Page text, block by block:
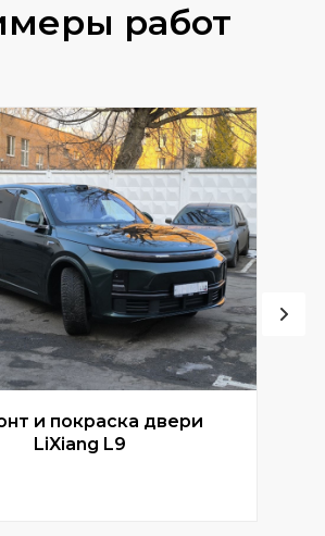
работ
и покраска двери
LiXiang L9